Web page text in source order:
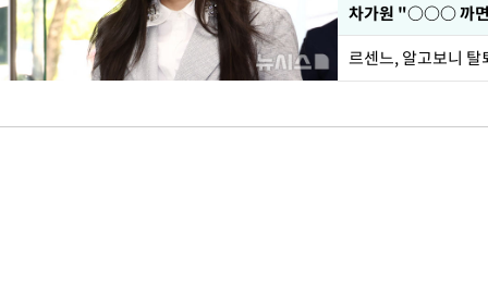
르센느, 알고보니 탈